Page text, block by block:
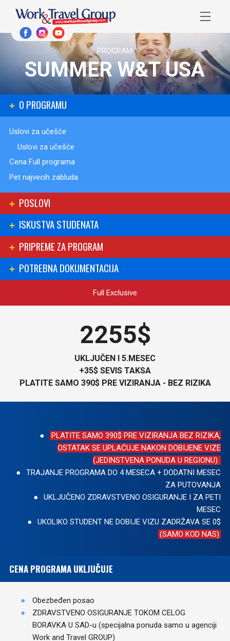
PROGRAM
SUMMER W&T USA
O PROGRAMU
Uslovi za učešće
Uslovi za učešće
Cena Full programa
Pet najvecih zabluda
POSLOVI
ISKUSTVA STUDENATA
PRIPREME ZA PROGRAM
POTREBNA DOKUMENTACIJA
Full Exclusive
2255$
UKLJUČEN I 5.MESEC
+35$ SEVIS TAKSA
PLATITE SAMO 390$ PRE VIZIRANJA - BEZ RIZIKA
PLATITE SAMO 390$ PRE VIZIRANJA BEZ RIZIKA,
OSTATAK SE UPLAĆUJE NAKON DOBIJENE VIZE
(JEDINSTVENA PONUDA U REGIONU).
TRAJANJE PROGRAMA DO 4 MESECA + DODATNI MESEC
ZA PUTOVANJA
UKLJUČENO ZDRAVSTVENO OSIGURANJE I ZA PETI
MESEC
UKOLIKO STUDENT NE DOBIJE VIZU ZADRŽAVA SE 0$
(SAMO KOD NAS)
CENA PROGRAMA UKLJUČUJE
Obezbeđen posao
ZDRAVSTVENO OSIGURANJE TOKOM CELOG
BORAVKA U SAD-u (specijalna ponuda samo u agenciji
Work and Travel GROUP)